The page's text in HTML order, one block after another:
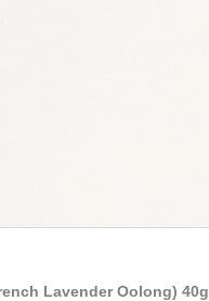
Lavender Oolong) 40g